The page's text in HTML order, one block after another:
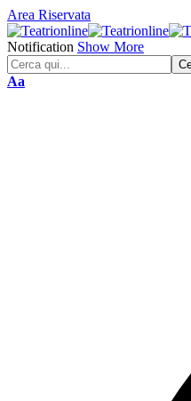
Area Riservata
Notification Show More
Font
Aa